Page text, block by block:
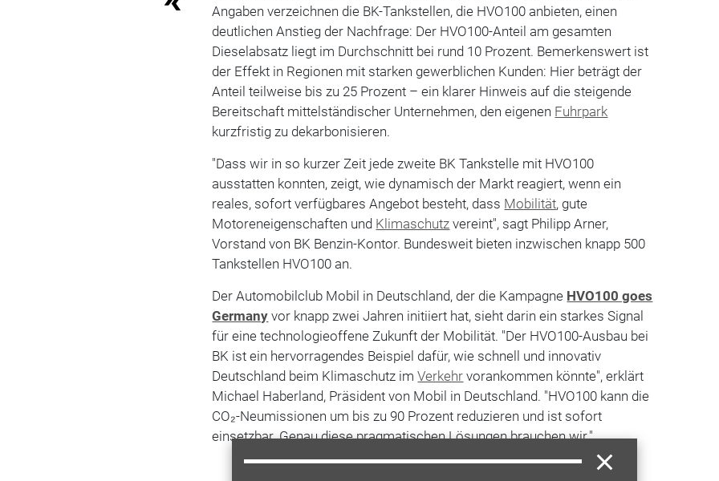
Angaben verzeichnen die BK-Tankstellen, die HVO100 anbieten, einen
deutlichen Anstieg der Nachfrage: Der HVO100-Anteil am gesamten
Dieselabsatz liegt im Durchschnitt bei rund 10 Prozent. Bemerkenswert ist
der Effekt in Regionen mit starken gewerblichen Kunden: Hier beträgt der
Anteil teilweise bis zu 25 Prozent – ein klarer Hinweis auf die steigende
Bereitschaft mittelständischer Unternehmen, den eigenen Fuhrpark
kurzfristig zu dekarbonisieren.
"Dass wir in so kurzer Zeit jede zweite BK Tankstelle mit HVO100
ausstatten konnten, zeigt, wie dynamisch der Markt reagiert, wenn ein
reales, sofort verfügbares Angebot besteht, dass Mobilität, gute
Motoreneigenschaften und Klimaschutz vereint", sagt Philipp Arner,
Vorstand von BK Benzin-Kontor. Bundesweit bieten inzwischen knapp 500
Tankstellen HVO100 an.
Der Automobilclub Mobil in Deutschland, der die Kampagne HVO100 goes
Germany vor knapp zwei Jahren initiiert hat, sieht darin ein starkes Signal
für eine technologieoffene Zukunft der Mobilität. "Der HVO100-Ausbau bei
BK ist ein hervorragendes Beispiel dafür, wie schnell und innovativ
Deutschland beim Klimaschutz imVerkehr vorankommen könnte", erklärt
Michael Haberland, Präsident von Mobil in Deutschland. "HVO100 kann die
CO₂-Neumissionen um bis zu 90 Prozent reduzieren und ist sofort
einsetzbar. Genau diese pragmatischen Lösungen brauchen wir."